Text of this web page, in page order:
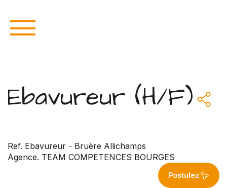
Ebavureur (H/F)
Ref. Ebavureur - Bruère Allichamps
Agence. TEAM COMPETENCES BOURGES
Postulez